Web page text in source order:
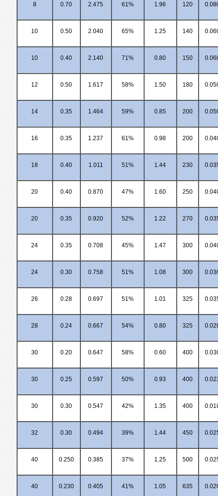
8 0.70 2.475 61% 1.96 120
10 0.50 2.040 65% 1.25 140
10 0.40 2.140 71% 0.80 150
12 0.50 1.617 58% 1.50 180
14 0.35 1.464 59% 0.85 200
16 0.35 1.237 61% 0.98 200
18 0.40 1.011 51% 1.44 230
20 0.40 0.870 47% 1.60 250
20 0.35 0.920 52% 1.22 270
24 0.35 0.708 45% 1.47 300
24 0.30 0.758 51% 1.08 300
26 0.28 0.697 51% 1.01 325
28 0.24 0.667 54% 0.80 325
30 0.20 0.647 58% 0.60 400
30 0.25 0.597 50% 0.93 400
30 0.30 0.547 42% 1.35 400
32 0.30 0.494 39% 1.44 450
40 0.250 0.385 37% 1.25 500
40 0.230 0.405 41% 1.05 635